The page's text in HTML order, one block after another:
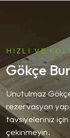
HIZLI VE
Gökçe
Unutulmaz
rezervasyon
tavsiyeleriniz
çekinmeyin.